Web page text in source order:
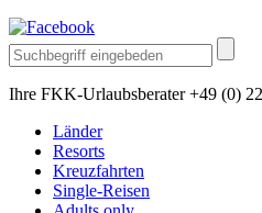
Ihre FKK-Urlaubsberater +49 (0)
Länder
Resorts
Kreuzfahrten
Single-Reisen